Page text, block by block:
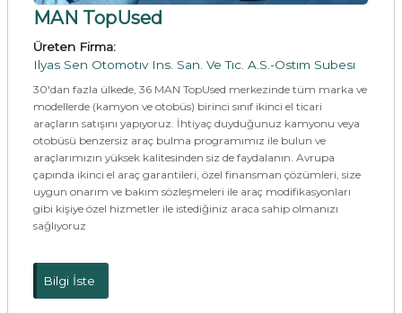
MAN TopUsed
Üreten Firma:
Ilyas Sen Otomotıv Ins. San. Ve Tıc. A.S.-Ostım Subesı
30'dan fazla ülkede, 36 MAN TopUsed merkezinde tüm marka ve
modellerde (kamyon ve otobüs) birinci sınıf ikinci el ticari
araçların satışını yapıyoruz. İhtiyaç duyduğunuz kamyonu veya
otobüsü benzersiz araç bulma programımız ile bulun ve
araçlarımızın yüksek kalitesinden siz de faydalanın. Avrupa
çapında ikinci el araç garantileri, özel finansman çözümleri, size
uygun onarım ve bakım sözleşmeleri ile araç modifikasyonları
gibi kişiye özel hizmetler ile istediğiniz araca sahip olmanızı
sağlıyoruz
Bilgi İste